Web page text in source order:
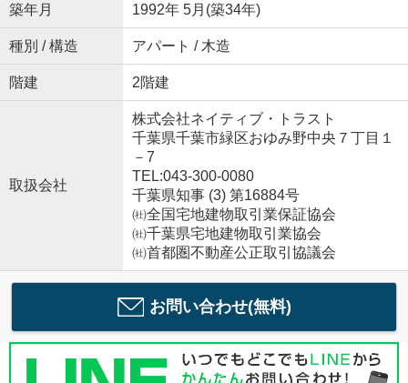
築年月 1992年 5月(築34年)
種別 / 構造 アパート / 木造
階建 2階建
取扱会社
株式会社ネイティブ・トラスト
千葉県千葉市緑区おゆみ野中央７丁目１
－7
TEL:043-300-0080
千葉県知事 (3) 第16884号
㈳全国宅地建物取引業保証協会
㈳千葉県宅地建物取引業協会
㈳首都圏不動産公正取引協議会
お問い合わせ(無料)